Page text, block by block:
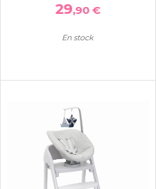
29,90 €
En stock